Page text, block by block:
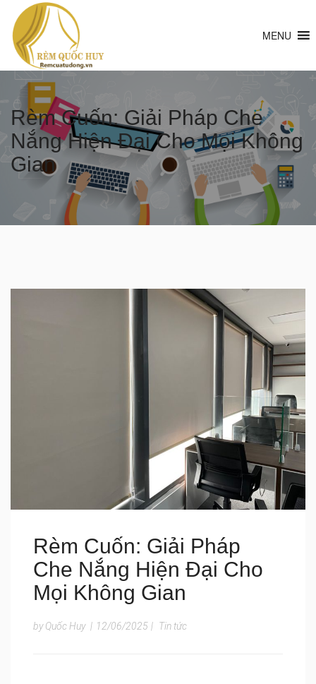
MENU
Rèm Cuốn: Giải Pháp Che
Nắng Hiện Đại Cho Mọi Không
Gian
Rèm Cuốn: Giải Pháp
Che Nắng Hiện Đại Cho
Mọi Không Gian
by Quốc Huy | 12/06/2025 | Tin tức